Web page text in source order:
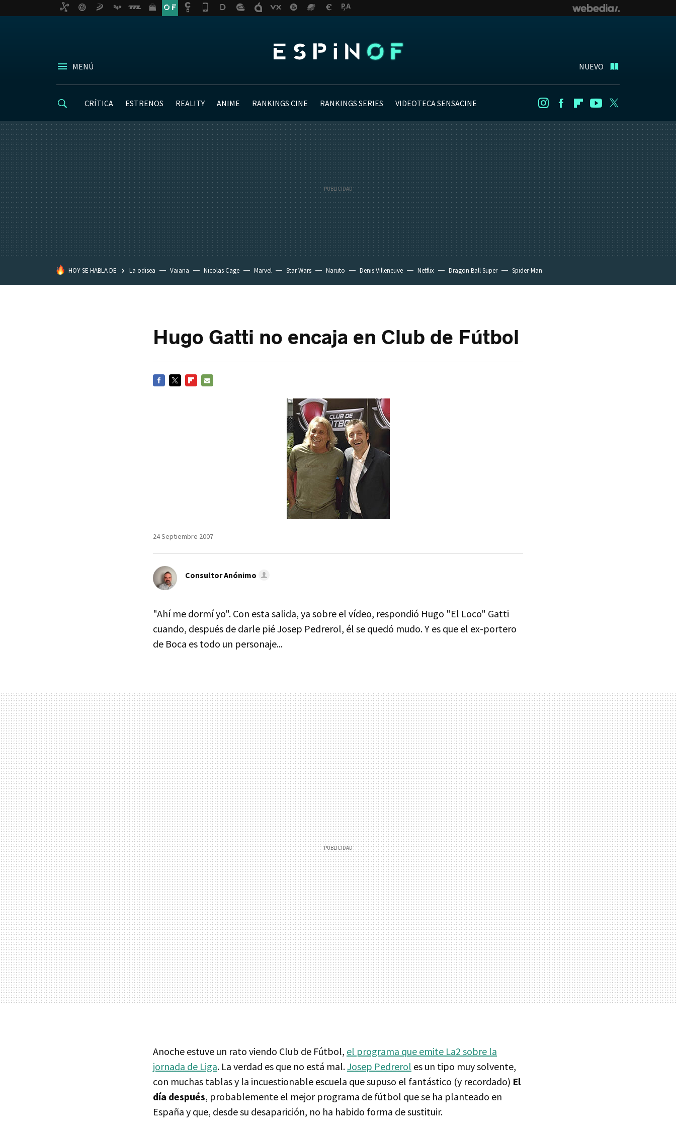
MENÚ NUEVO
CRÍTICA ESTRENOS REALITY ANIME RANKINGS CINE RANKINGS SERIES VIDEOTECA SENSACINE InstagramFacebookFlipboard
Youtube
HOY SE HABLA DE La odisea Vaiana Nicolas Cage Marvel Star Wars Naruto Denis Villeneuve Netflix Dragon Ball Super Spider-Man
Hugo Gatti no encaja en Club de Fútbol
24 Septiembre 2007
Consultor Anónimo
"Ahí me dormí yo". Con esta salida, ya sobre el vídeo, respondió Hugo "El Loco" Gatti
cuando, después de darle pié Josep Pedrerol, él se quedó mudo. Y es que el ex-portero
de Boca es todo un personaje...
Anoche estuve un rato viendo Club de Fútbol, el programa que emite La2 sobre la
jornada de Liga. La verdad es que no está mal.Josep Pedrerol es un tipo muy solvente,
con muchas tablas y la incuestionable escuela que supuso el fantástico (y recordado) El
día después, probablemente el mejor programa de fútbol que se ha planteado en
España y que, desde su desaparición, no ha habido forma de sustituir.